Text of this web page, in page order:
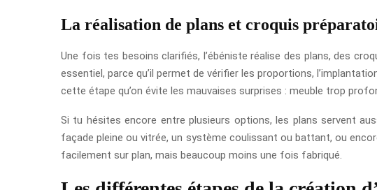
La réalisation de plans et croquis
Une fois tes besoins clarifiés, l’ébéniste réalise des plans, des
essentiel, parce qu’il permet de vérifier les proportions,
cette étape qu’on évite les mauvaises surprises : meuble trop
Si tu hésites encore entre plusieurs options, les plans servent
façade pleine ou vitrée, un système coulissant ou battant, ou
facilement sur plan, mais beaucoup moins une fois fabriqué.